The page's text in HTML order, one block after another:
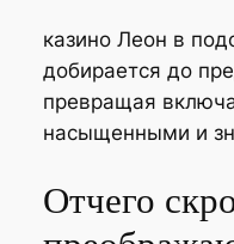
казино Леон в
добирается до
превращая
насыщенными и
Отчего